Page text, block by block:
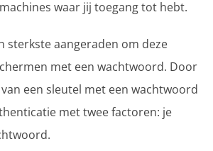
waar jij toegang tot hebt.
sterkste aangeraden om deze
met een wachtwoord. Door
een sleutel met een wachtwoord
met twee factoren: je